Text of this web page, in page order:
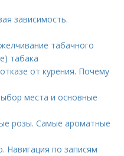
зависимость.
табачного
табака
от курения. Почему
места и основные
розы. Самые ароматные
Навигация по записям